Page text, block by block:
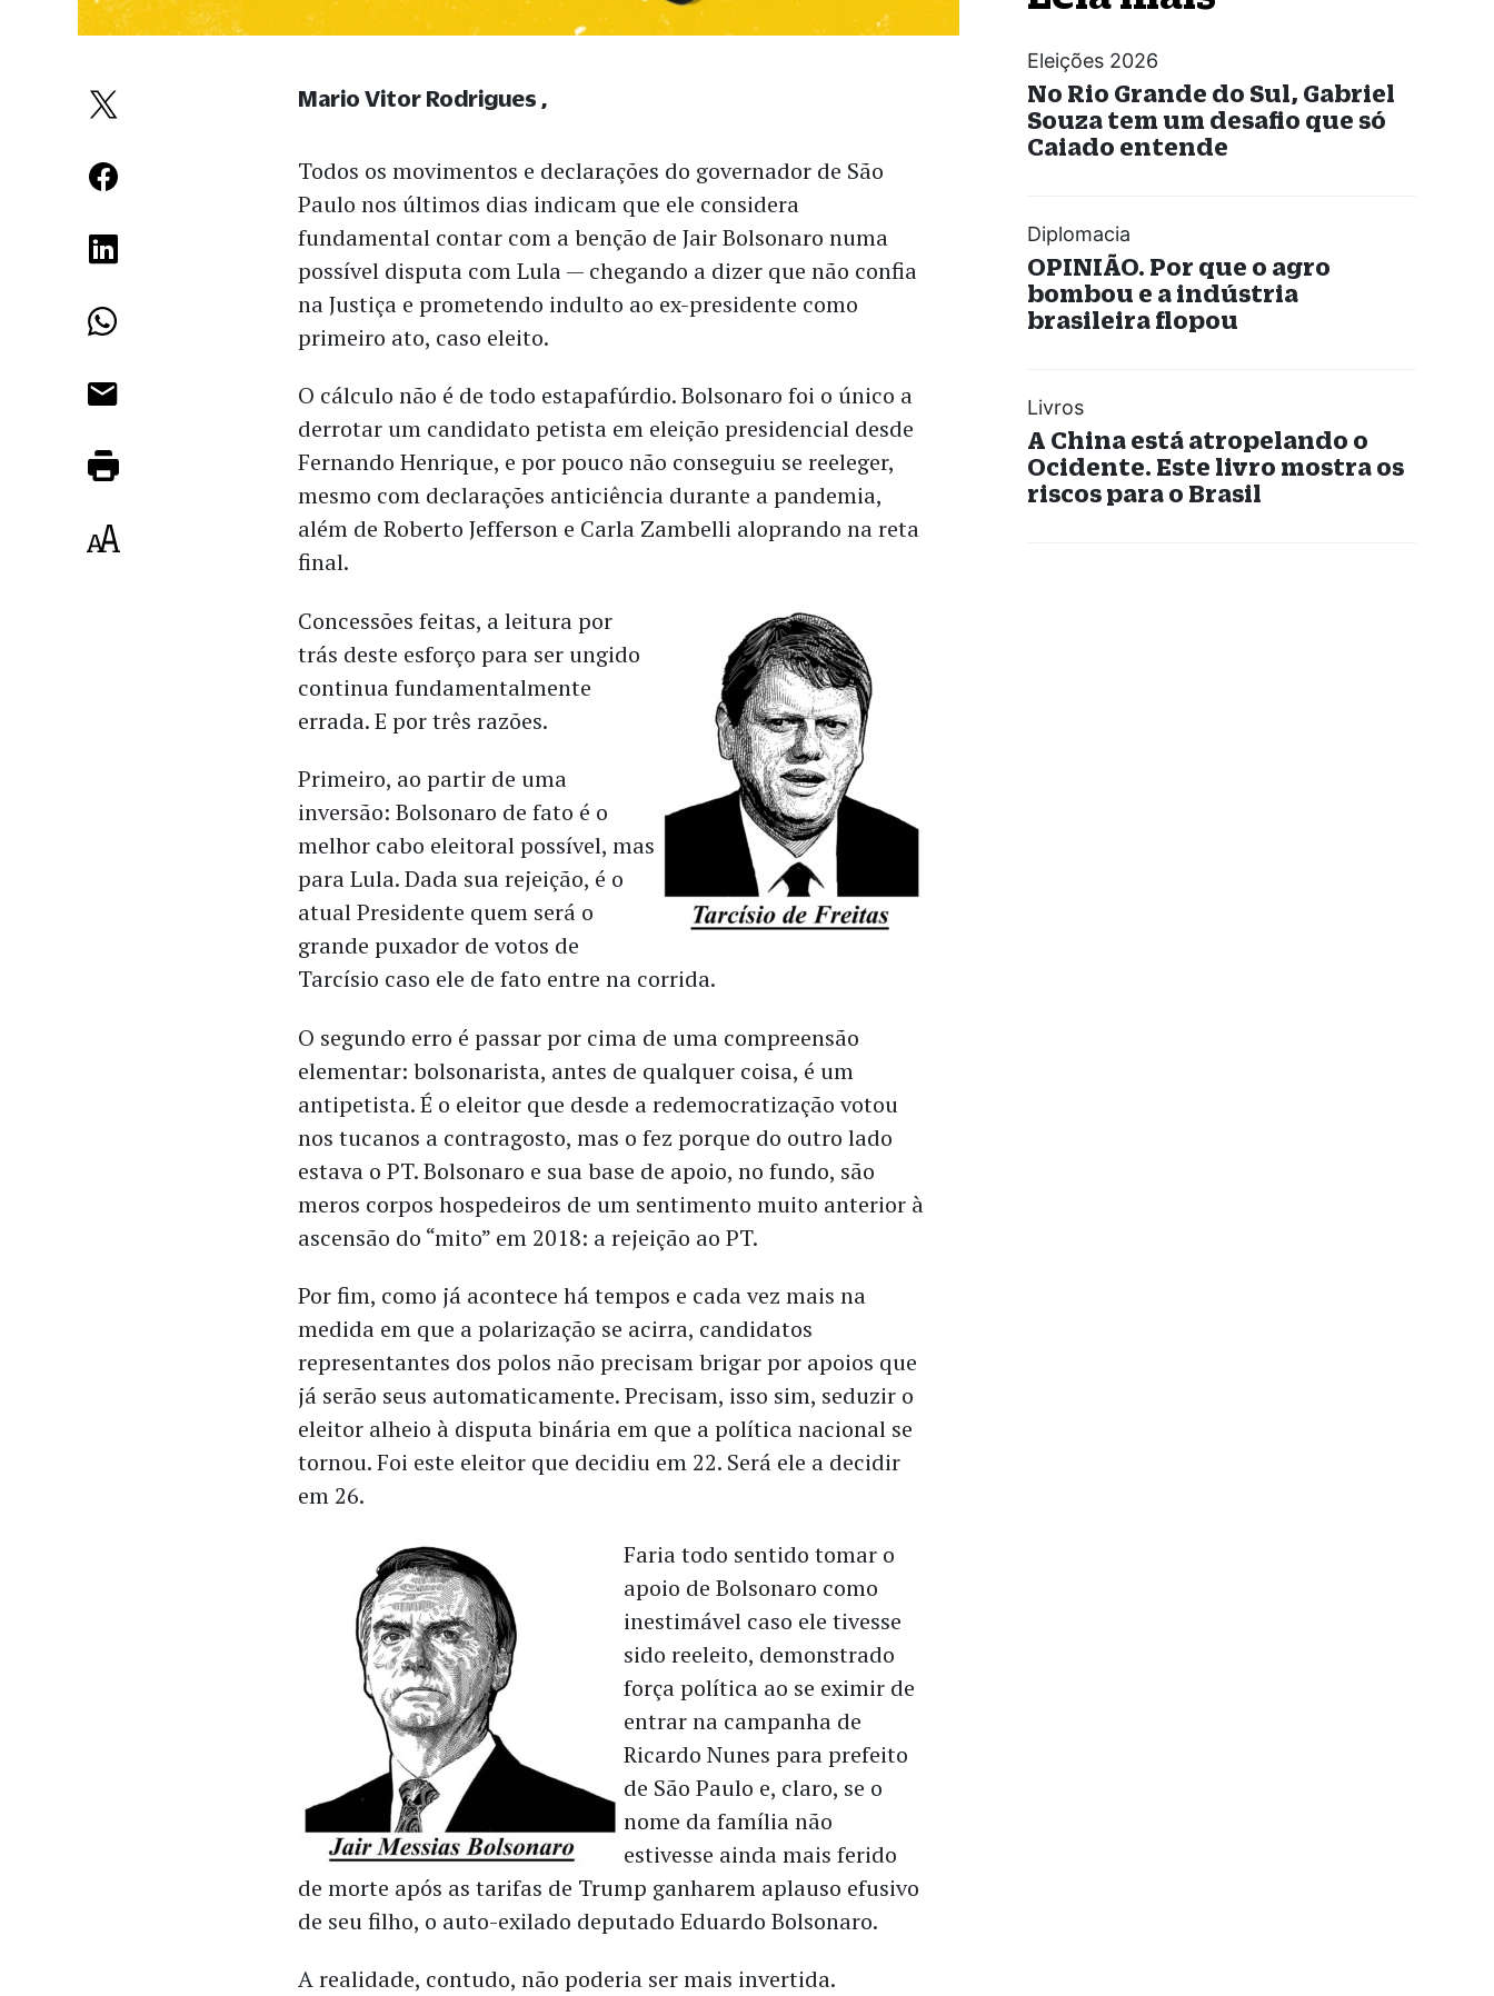
Todos os movimentos e declarações do governador de São
Paulo nos últimos dias indicam que ele considera
fundamental contar com a benção de Jair Bolsonaro numa
possível disputa com Lula — chegando a dizer que não confia
na Justiça e prometendo indulto ao ex-presidente como
primeiro ato, caso eleito.
O cálculo não é de todo estapafúrdio. Bolsonaro foi o único a
derrotar um candidato petista em eleição presidencial desde
Fernando Henrique, e por pouco não conseguiu se reeleger,
mesmo com declarações anticiência durante a pandemia,
além de Roberto Jefferson e Carla Zambelli aloprando na reta
final.
Concessões feitas, a leitura por
trás deste esforço para ser ungido
continua fundamentalmente
errada. E por três razões.
Primeiro, ao partir de uma
inversão: Bolsonaro de fato é o
melhor cabo eleitoral possível, mas
para Lula. Dada sua rejeição, é o
atual Presidente quem será o
grande puxador de votos de
Tarcísio caso ele de fato entre na corrida.
O segundo erro é passar por cima de uma compreensão
elementar: bolsonarista, antes de qualquer coisa, é um
antipetista. É o eleitor que desde a redemocratização votou
nos tucanos a contragosto, mas o fez porque do outro lado
estava o PT. Bolsonaro e sua base de apoio, no fundo, são
meros corpos hospedeiros de um sentimento muito anterior à
ascensão do “mito” em 2018: a rejeição ao PT.
Por fim, como já acontece há tempos e cada vez mais na
medida em que a polarização se acirra, candidatos
representantes dos polos não precisam brigar por apoios que
já serão seus automaticamente. Precisam, isso sim, seduzir o
eleitor alheio à disputa binária em que a política nacional se
tornou. Foi este eleitor que decidiu em 22. Será ele a decidir
em 26.
Faria todo sentido tomar o
apoio de Bolsonaro como
inestimável caso ele tivesse
sido reeleito, demonstrado
força política ao se eximir de
entrar na campanha de
Ricardo Nunes para prefeito
de São Paulo e, claro, se o
nome da família não
estivesse ainda mais ferido
de morte após as tarifas de Trump ganharem aplauso efusivo
de seu filho, o auto-exilado deputado Eduardo Bolsonaro.
A realidade, contudo, não poderia ser mais invertida.
Mario Vitor Rodrigues
Eleições 2026
No Rio Grande do Sul, Gabriel
Souza tem um desafio que só
Caiado entende
Diplomacia
OPINIÃO. Por que o agro
bombou e a indústria
brasileira flopou
Livros
A China está atropelando o
Ocidente. Este livro mostra os
riscos para o Brasil